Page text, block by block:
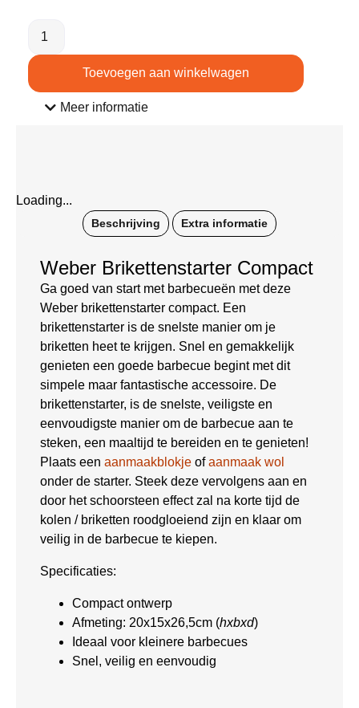
Toevoegen aan winkelwagen
Meer informatie
Loading...
Beschrijving Extra informatie
Weber Brikettenstarter Compact
Ga goed van start met barbecueën met deze
Weber brikettenstarter compact. Een
brikettenstarter is de snelste manier om je
briketten heet te krijgen. Snel en gemakkelijk
genieten een goede barbecue begint met dit
simpele maar fantastische accessoire. De
brikettenstarter, is de snelste, veiligste en
eenvoudigste manier om de barbecue aan te
steken, een maaltijd te bereiden en te genieten!
Plaats een aanmaakblokje ofaanmaak wol
onder de starter. Steek deze vervolgens aan en
door het schoorsteen effect zal na korte tijd de
kolen / briketten roodgloeiend zijn en klaar om
veilig in de barbecue te kiepen.
Specificaties:
Compact ontwerp
Afmeting: 20x15x26,5cm (hxbxd)
Ideaal voor kleinere barbecues
Snel, veilig en eenvoudig